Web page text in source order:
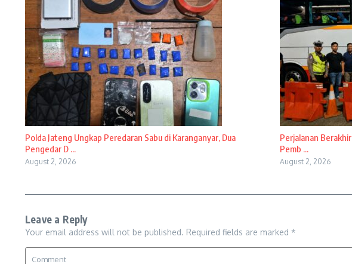
Polda Jateng Ungkap Peredaran Sabu di Karanganyar, Dua
Pengedar D ...
August 2, 2026
Perjalanan
Pemb ...
August 2, 2026
Leave a Reply
Your email address will not be published. Required fields are marked *